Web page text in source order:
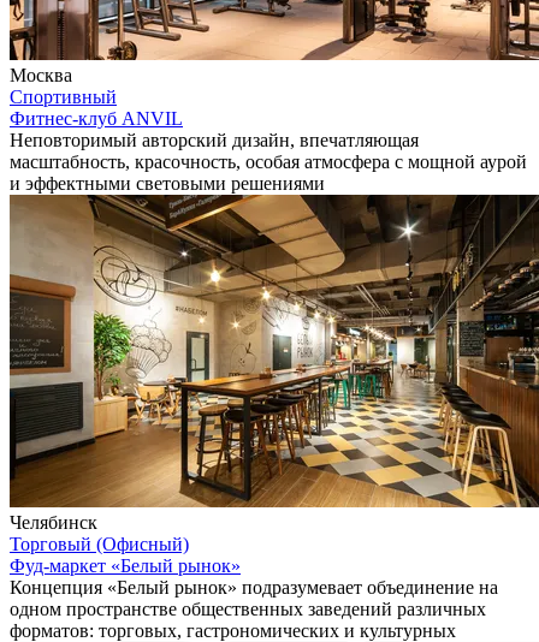
Москва
Спортивный
Фитнес-клуб ANVIL
Неповторимый авторский дизайн, впечатляющая
масштабность, красочность, особая атмосфера с мощной аурой
и эффектными световыми решениями
Челябинск
Торговый (Офисный)
Фуд-маркет «Белый рынок»
Концепция «Белый рынок» подразумевает объединение на
одном пространстве общественных заведений различных
форматов: торговых, гастрономических и культурных